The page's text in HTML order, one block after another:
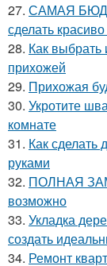
27. САМАЯ
сделать
28. Как выбрать
прихожей
29. Прихожая
30. Укротите
комнате
31. Как сделать
руками
32. ПОЛНАЯ
возможно
33. Укладка
создать
34. Ремонт